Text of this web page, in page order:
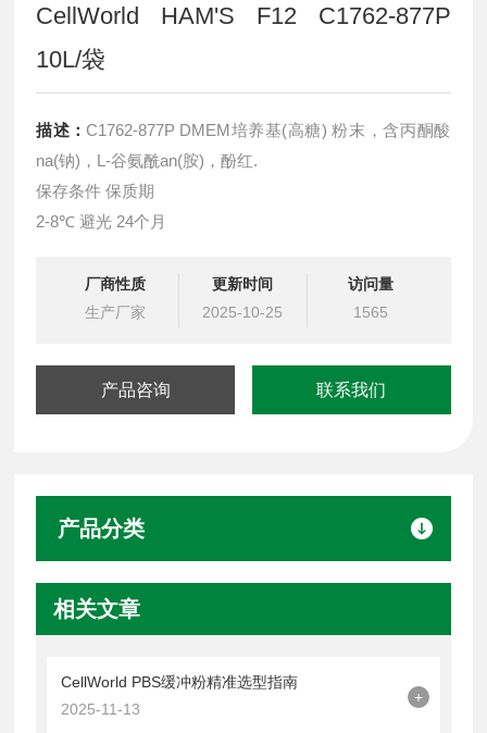
CellWorld HAM'S F12 C1762-877P
10L/袋
描述：C1762-877P DMEM培养基(高糖) 粉末，含丙酮酸
na(钠)，L-谷氨酰an(胺)，酚红.
保存条件 保质期
2-8℃ 避光 24个月
厂商性质
生产厂家
更新时间
2025-10-25
访问量
1565
产品咨询 联系我们
产品分类
相关文章
CellWorld PBS缓冲粉精准选型指南
2025-11-13
+